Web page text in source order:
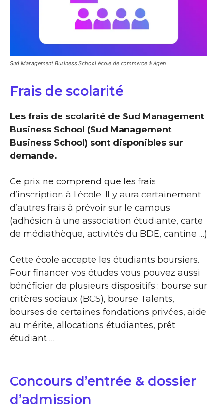
Sud Management Business School école de commerce à Agen
Frais de scolarité
Les frais de scolarité de Sud Management
Business School (Sud Management
Business School) sont disponibles sur
demande.
Ce prix ne comprend que les frais
d’inscription à l’école. Il y aura certainement
d’autres frais à prévoir sur le campus
(adhésion à une association étudiante, carte
de médiathèque, activités du BDE, cantine …)
Cette école accepte les étudiants boursiers.
Pour financer vos études vous pouvez aussi
bénéficier de plusieurs dispositifs : bourse sur
critères sociaux (BCS), bourse Talents,
bourses de certaines fondations privées, aide
au mérite, allocations étudiantes, prêt
étudiant …
Concours d’entrée & dossier
d’admission